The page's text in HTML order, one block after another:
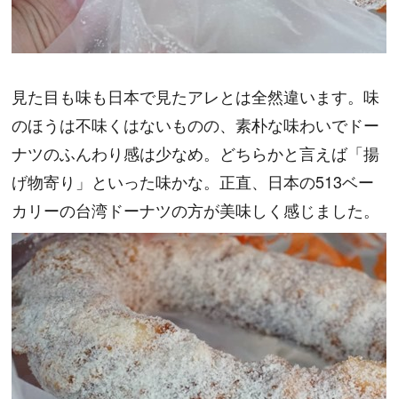
見た目も味も日本で見たアレとは全然違います。味
のほうは不味くはないものの、素朴な味わいでドー
ナツのふんわり感は少なめ。どちらかと言えば「揚
げ物寄り」といった味かな。正直、日本の513ベー
カリーの台湾ドーナツの方が美味しく感じました。